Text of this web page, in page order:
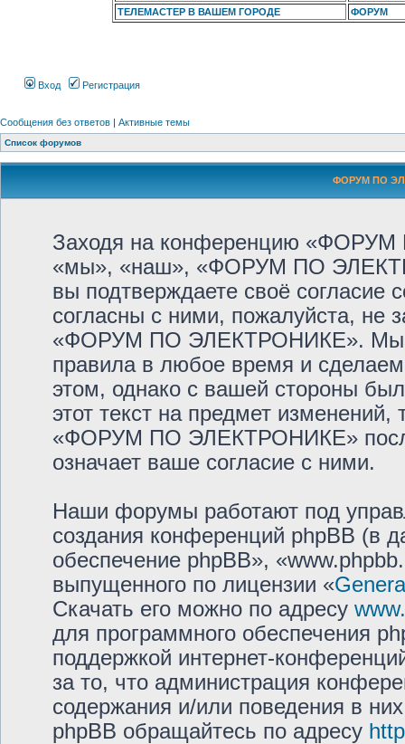
ТЕЛЕМАСТЕР В ВАШЕМ ГОРОДЕ
ФОРУМ
Вход Регистрация
Сообщения без ответов | Активные темы
Список форумов
ФОРУМ ПО
Заходя на конференцию
«мы», «наш», «ФОРУМ ПО
вы подтверждаете своё
согласны с ними, пожалуйста, не
«ФОРУМ ПО ЭЛЕКТРОНИКЕ». Мы
правила в любое время и
этом, однако с вашей стороны
этот текст на предмет
«ФОРУМ ПО ЭЛЕКТРОНИКЕ» после
означает ваше согласие с ними.
Наши форумы работают под
создания конференций phpBB (в
обеспечение phpBB»,
выпущенного по лицензии «
Скачать его можно по адресу
для программного обеспечения
поддержкой интернет-
за то, что администрация
содержания и/или поведения в
phpBB обращайтесь по адресу